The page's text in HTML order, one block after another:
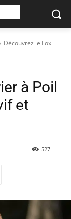
Découvrez le Fox
à Poil
et
527